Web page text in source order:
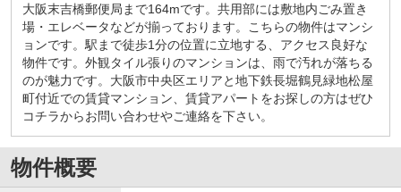
大阪末吉橋郵便局まで164mです。共用部には敷地内ごみ置き
場・エレベータなどが揃っております。こちらの物件はマンシ
ョンです。駅まで徒歩1分の位置に立地する、アクセス良好な
物件です。外観タイル張りのマンションは、雨で汚れが落ちる
のが魅力です。大阪市中央区エリアと地下鉄長堀鶴見緑地松屋
町付近での賃貸マンション、賃貸アパートをお探しの方はぜひ
コチラからお問い合わせやご連絡を下さい。
物件概要